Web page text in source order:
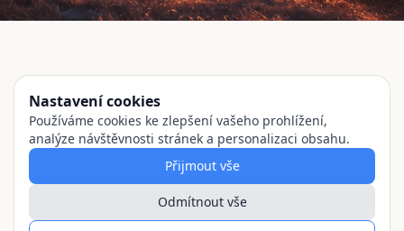
Nastavení cookies
Používáme cookies ke zlepšení vašeho prohlížení,
analýze návštěvnosti stránek a personalizaci obsahu.
Přijmout vše
Odmítnout vše